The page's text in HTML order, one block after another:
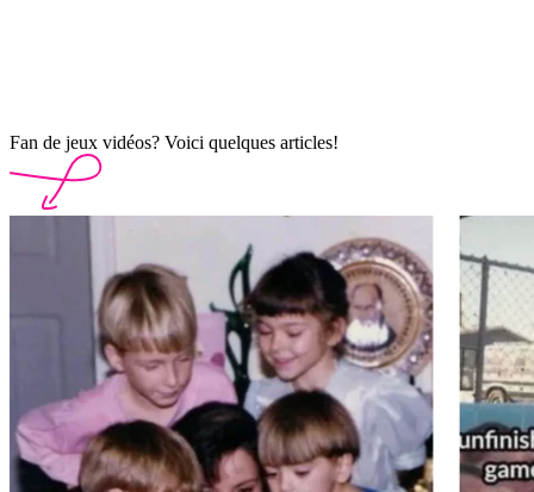
Fan de jeux vidéos? Voici quelques articles!